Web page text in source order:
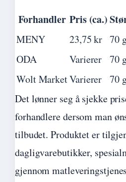
Forhandler Pris (ca.)
MENY 23,75 kr 70
ODA
Varierer 70
Wolt MarketVarierer 70
Det lønner seg å sjekke
forhandlere dersom man
tilbudet. Produktet er
dagligvarebutikker,
gjennom